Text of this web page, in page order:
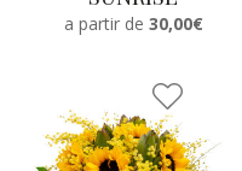
a partir de 30,00€